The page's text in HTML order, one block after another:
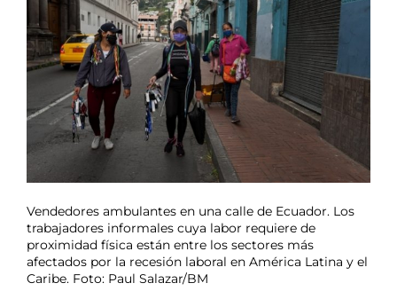
Vendedores ambulantes en una calle de Ecuador. Los
trabajadores informales cuya labor requiere de
proximidad física están entre los sectores más
afectados por la recesión laboral en América Latina y el
Caribe. Foto: Paul Salazar/BM